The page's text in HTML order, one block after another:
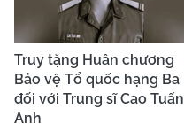
Truy tặng Huân chương
Bảo vệ Tổ quốc hạng Ba
đối với Trung sĩ Cao Tuấn
Anh